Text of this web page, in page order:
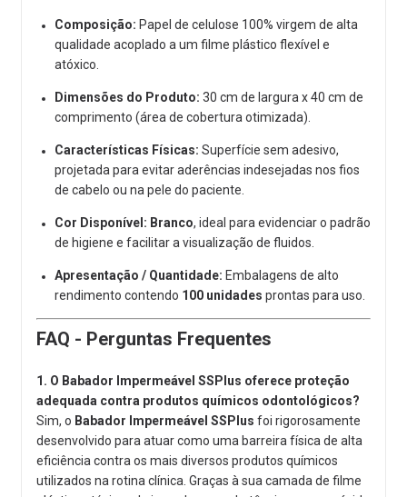
Composição: Papel de celulose 100% virgem de alta
qualidade acoplado a um filme plástico flexível e
atóxico.
Dimensões do Produto: 30 cm de largura x 40 cm de
comprimento (área de cobertura otimizada).
Características Físicas: Superfície sem adesivo,
projetada para evitar aderências indesejadas nos fios
de cabelo ou na pele do paciente.
Cor Disponível: Branco, ideal para evidenciar o padrão
de higiene e facilitar a visualização de fluidos.
Apresentação / Quantidade: Embalagens de alto
rendimento contendo 100 unidades prontas para uso.
FAQ - Perguntas Frequentes
1. O Babador Impermeável SSPlus oferece proteção
adequada contra produtos químicos odontológicos?
Sim, o Babador Impermeável SSPlus foi rigorosamente
desenvolvido para atuar como uma barreira física de alta
eficiência contra os mais diversos produtos químicos
utilizados na rotina clínica. Graças à sua camada de filme